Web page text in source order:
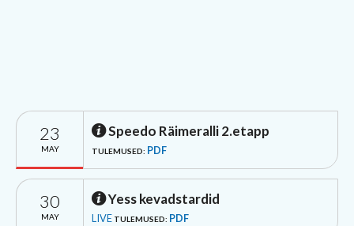
23
MAY
Speedo Räimeralli 2.etapp
TULEMUSED: PDF
30
MAY
Yess kevadstardid
LIVE TULEMUSED: PDF